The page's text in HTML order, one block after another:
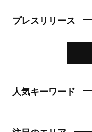
プレスリリース
人気キーワード